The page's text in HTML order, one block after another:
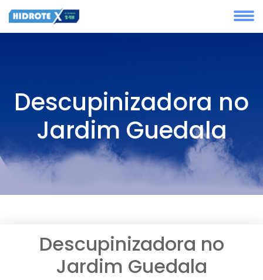
Descupinizadora no
Jardim Guedala
Descupinizadora no
Jardim Guedala